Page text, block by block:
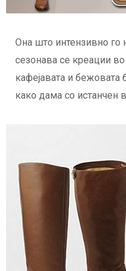
Она што интензивно го
сезонава се креации
кафејавата и бежовата
како дама со истанчен